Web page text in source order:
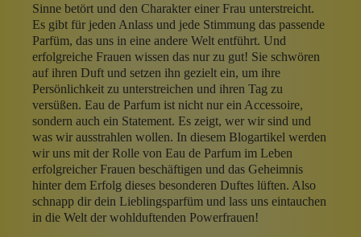
Sinne betört und den Charakter einer Frau unterstreicht.
Es gibt für jeden Anlass und jede Stimmung das passende
Parfüm, das uns in eine andere Welt entführt. Und
erfolgreiche Frauen wissen das nur zu gut! Sie schwören
auf ihren Duft und setzen ihn gezielt ein, um ihre
Persönlichkeit zu unterstreichen und ihren Tag zu
versüßen. Eau de Parfum ist nicht nur ein Accessoire,
sondern auch ein Statement. Es zeigt, wer wir sind und
was wir ausstrahlen wollen. In diesem Blogartikel werden
wir uns mit der Rolle von Eau de Parfum im Leben
erfolgreicher Frauen beschäftigen und das Geheimnis
hinter dem Erfolg dieses besonderen Duftes lüften. Also
schnapp dir dein Lieblingsparfüm und lass uns eintauchen
in die Welt der wohlduftenden Powerfrauen!